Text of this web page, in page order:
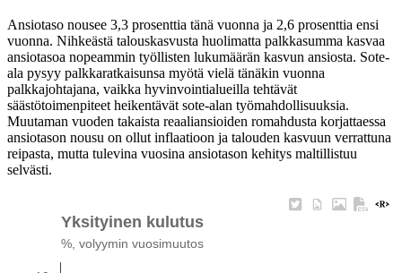
Ansiotaso nousee 3,3 prosenttia tänä vuonna ja 2,6 prosenttia ensi
vuonna. Nihkeästä talouskasvusta huolimatta palkkasumma kasvaa
ansiotasoa nopeammin työllisten lukumäärän kasvun ansiosta. Sote-
ala pysyy palkkaratkaisunsa myötä vielä tänäkin vuonna
palkkajohtajana, vaikka hyvinvointialueilla tehtävät
säästötoimenpiteet heikentävät sote-alan työmahdollisuuksia.
Muutaman vuoden takaista reaaliansioiden romahdusta korjattaessa
ansiotason nousu on ollut inflaatioon ja talouden kasvuun verrattuna
reipasta, mutta tulevina vuosina ansiotason kehitys maltillistuu
selvästi.